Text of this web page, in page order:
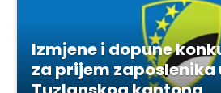
Izmjene i dopune
za prijem zaposlenika